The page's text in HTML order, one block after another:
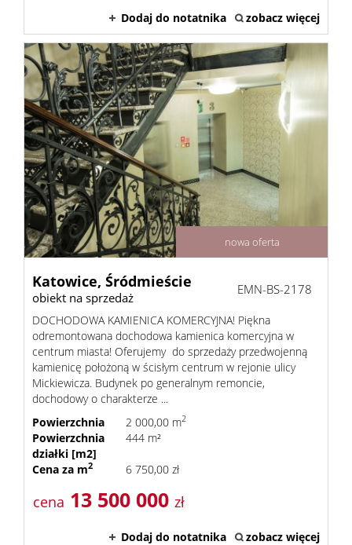
Zgłoś
kosztów
Dodaj do notatnika zobacz więcej
nowa oferta
Katowice, Śródmieście
obiekt na sprzedaż
EMN-BS-2178
DOCHODOWA KAMIENICA KOMERCYJNA! Piękna
odremontowana dochodowa kamienica komercyjna w
centrum miasta! Oferujemy do sprzedaży przedwojenną
kamienicę położoną w ścisłym centrum w rejonie ulicy
Mickiewicza. Budynek po generalnym remoncie,
dochodowy o charakterze ...
Powierzchnia
2 000,00 m2
Powierzchnia
działki [m2]
444 m²
Cena za m2 6 750,00 zł
cena 13 500 000 zł
Dodaj do notatnika zobacz więcej